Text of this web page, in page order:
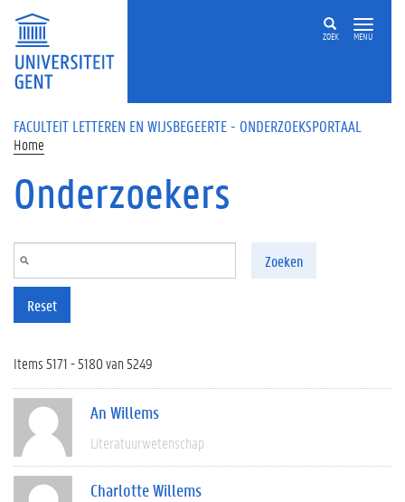
Overslaan en naar de inhoud gaan
ZOEK MENU
FACULTEIT LETTEREN EN WIJSBEGEERTE - ONDERZOEKSPORTAAL
Home
Onderzoekers
Zoeken
Reset
Items 5171 - 5180 van 5249
An Willems
Literatuurwetenschap
Charlotte Willems